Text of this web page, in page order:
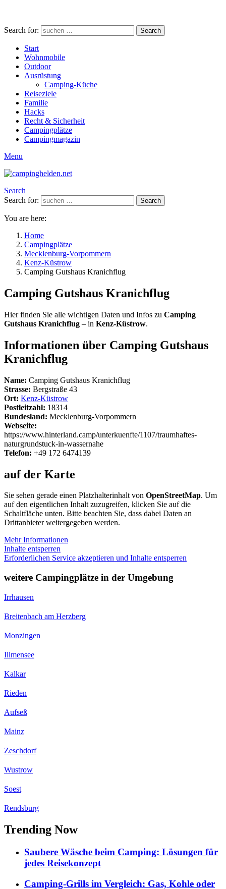
Search for: Search
Start
Wohnmobile
Outdoor
Ausrüstung
Camping-Küche
Reiseziele
Familie
Hacks
Recht & Sicherheit
Campingplätze
Campingmagazin
Menu
Search
Search for:
Search
You are here:
Home
Campingplätze
Mecklenburg-Vorpommern
Kenz-Küstrow
Camping Gutshaus Kranichflug
Camping Gutshaus Kranichflug
Hier finden Sie alle wichtigen Daten und Infos zu Camping
Gutshaus Kranichflug – in Kenz-Küstrow.
Informationen über Camping Gutshaus
Kranichflug
Name: Camping Gutshaus Kranichflug
Strasse: Bergstraße 43
Ort: Kenz-Küstrow
Postleitzahl: 18314
Bundesland: Mecklenburg-Vorpommern
Webseite:
https://www.hinterland.camp/unterkuenfte/1107/traumhaftes-
naturgrundstuck-in-wassernahe
Telefon: +49 172 6474139
auf der Karte
Sie sehen gerade einen Platzhalterinhalt von OpenStreetMap. Um
auf den eigentlichen Inhalt zuzugreifen, klicken Sie auf die
Schaltfläche unten. Bitte beachten Sie, dass dabei Daten an
Drittanbieter weitergegeben werden.
Mehr Informationen
Inhalte entsperren
Erforderlichen Service akzeptieren und Inhalte entsperren
weitere Campingplätze in der Umgebung
Irrhausen
Breitenbach am Herzberg
Monzingen
Illmensee
Kalkar
Rieden
Aufseß
Mainz
Zeschdorf
Wustrow
Soest
Rendsburg
Trending Now
Saubere Wäsche beim Camping: Lösungen für
jedes Reisekonzept
Camping-Grills im Vergleich: Gas, Kohle oder